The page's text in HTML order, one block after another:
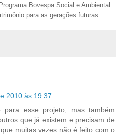
Bovespa Social e Ambiental
para as gerações futuras
2010 às 19:37
para esse projeto, mas também
que já existem e precisam de
muitas vezes não é feito com o